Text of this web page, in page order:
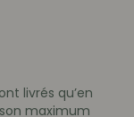
livrés qu’en
maximum